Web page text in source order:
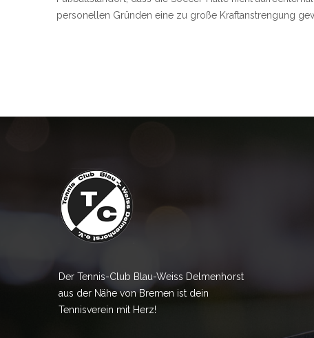
personellen Gründen eine zu große Kraftanstrengung
Der Tennis-Club Blau-Weiss Delmenhorst
aus der Nähe von Bremen ist dein
Tennisverein mit Herz!